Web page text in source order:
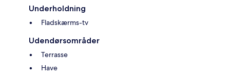
Underholdning
Fladskærms-tv
Udendørsområder
Terrasse
Have